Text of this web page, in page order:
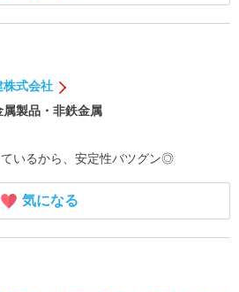
株式会社
属製品・非鉄金属
いるから、安定性バツグン◎
気になる